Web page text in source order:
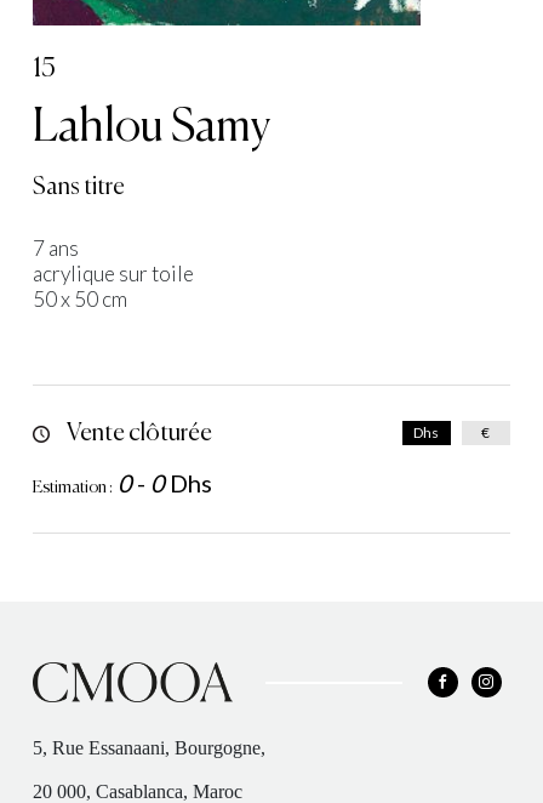
15
Lahlou Samy
Sans titre
7 ans
acrylique sur toile
50 x 50 cm
Vente clôturée
Estimation : 0- 0 Dhs
Dhs €
5, Rue Essanaani, Bourgogne,
20 000, Casablanca, Maroc